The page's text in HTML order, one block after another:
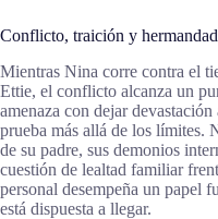
Conflicto, traición y hermandad
Mientras Nina corre contra el
Ettie, el conflicto alcanza un
amenaza con dejar
prueba más allá de los límites.
de su padre, sus demonios
cuestión de lealtad familiar
personal desempeña un papel
está dispuesta a llegar.